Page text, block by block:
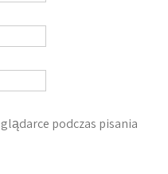
podczas pisania